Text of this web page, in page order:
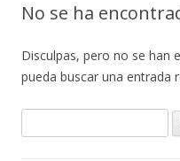
No se ha
Disculpas, pero no se han
pueda buscar una entrada
u